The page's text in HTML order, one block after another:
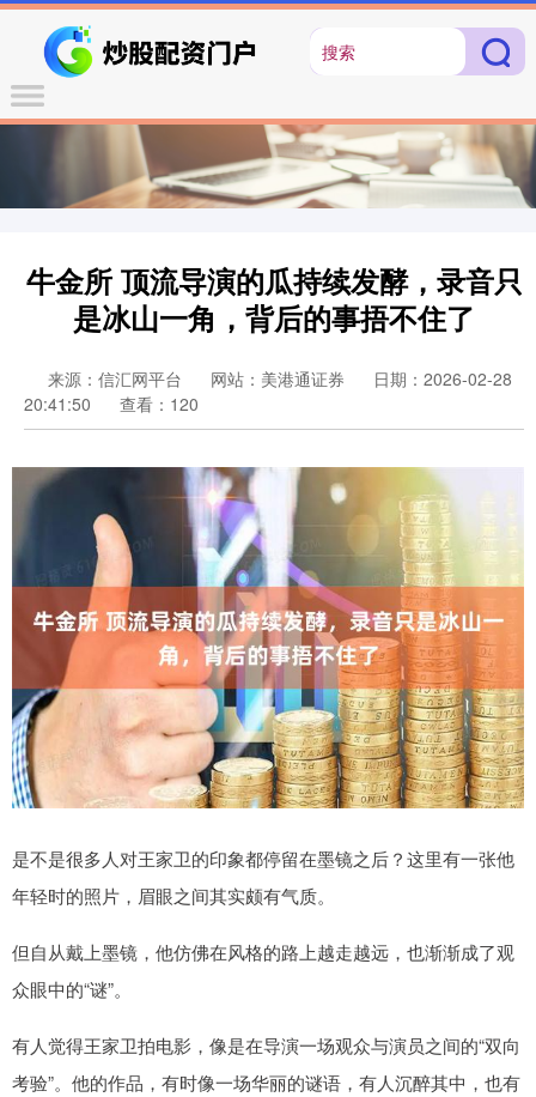
牛金所 顶流导演的瓜持续发酵，录音只
是冰山一角，背后的事捂不住了
来源：信汇网平台 网站：美港通证券
日期：2026-02-28
20:41:50
查看：120
是不是很多人对王家卫的印象都停留在墨镜之后？这里有一张他
年轻时的照片，眉眼之间其实颇有气质。
但自从戴上墨镜，他仿佛在风格的路上越走越远，也渐渐成了观
众眼中的“谜”。
有人觉得王家卫拍电影，像是在导演一场观众与演员之间的“双向
考验”。他的作品，有时像一场华丽的谜语，有人沉醉其中，也有